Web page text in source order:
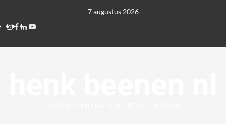
de
7 augustus 2026
Instagram
Facebook
Linkedin
Youtube